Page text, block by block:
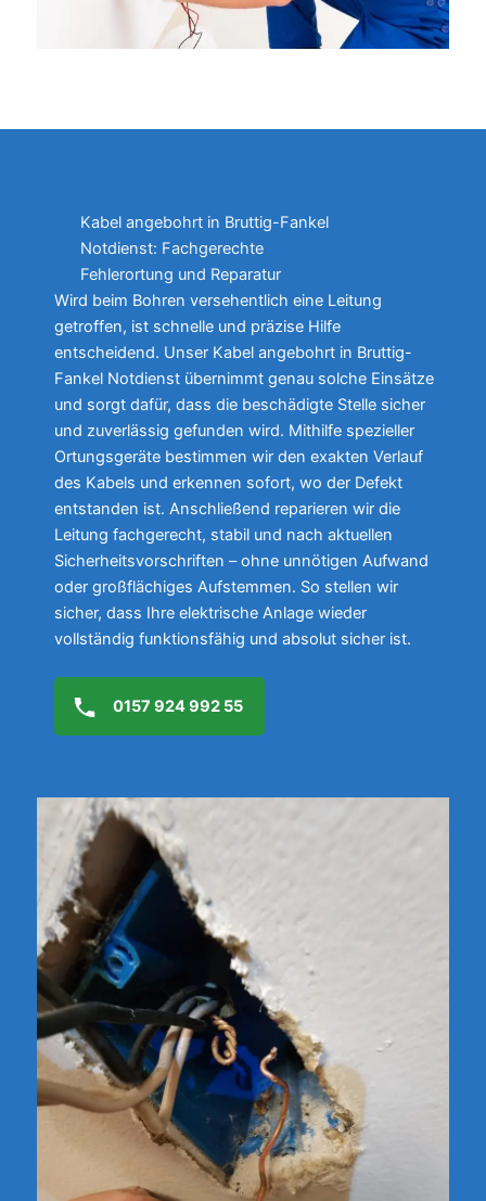
Kabel angebohrt in Bruttig-Fankel
Notdienst: Fachgerechte
Fehlerortung und Reparatur
Wird beim Bohren versehentlich eine Leitung
getroffen, ist schnelle und präzise Hilfe
entscheidend. Unser Kabel angebohrt in Bruttig-
Fankel Notdienst übernimmt genau solche Einsätze
und sorgt dafür, dass die beschädigte Stelle sicher
und zuverlässig gefunden wird. Mithilfe spezieller
Ortungsgeräte bestimmen wir den exakten Verlauf
des Kabels und erkennen sofort, wo der Defekt
entstanden ist. Anschließend reparieren wir die
Leitung fachgerecht, stabil und nach aktuellen
Sicherheitsvorschriften – ohne unnötigen Aufwand
oder großflächiges Aufstemmen. So stellen wir
sicher, dass Ihre elektrische Anlage wieder
vollständig funktionsfähig und absolut sicher ist.
0157 924 992 55